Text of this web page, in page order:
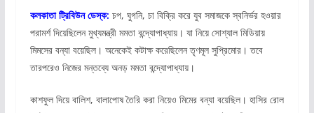
কলকাতা ট্রিবিউন ডেস্ক: চপ, ঘুগনি, চা বিক্রি করে যুব সমাজকে স্বনির্ভর হওয়ার
পরামর্শ দিয়েছিলেন মুখ্যমন্ত্রী মমতা বন্দ্যোপাধ্যায়। যা নিয়ে সোশ্যাল মিডিয়ায়
মিমসের বন্যা বয়েছিল। অনেকেই কটাক্ষ করেছিলেন তৃণমূল সুপ্রিমোর। তবে
তারপরেও নিজের মন্তব্যে অনড় মমতা বন্দ্যোপাধ্যায়।
কাশফুল দিয়ে বালিশ, বালাপোষ তৈরি করা নিয়েও মিমের বন্যা বয়েছিল। হাসির রোল